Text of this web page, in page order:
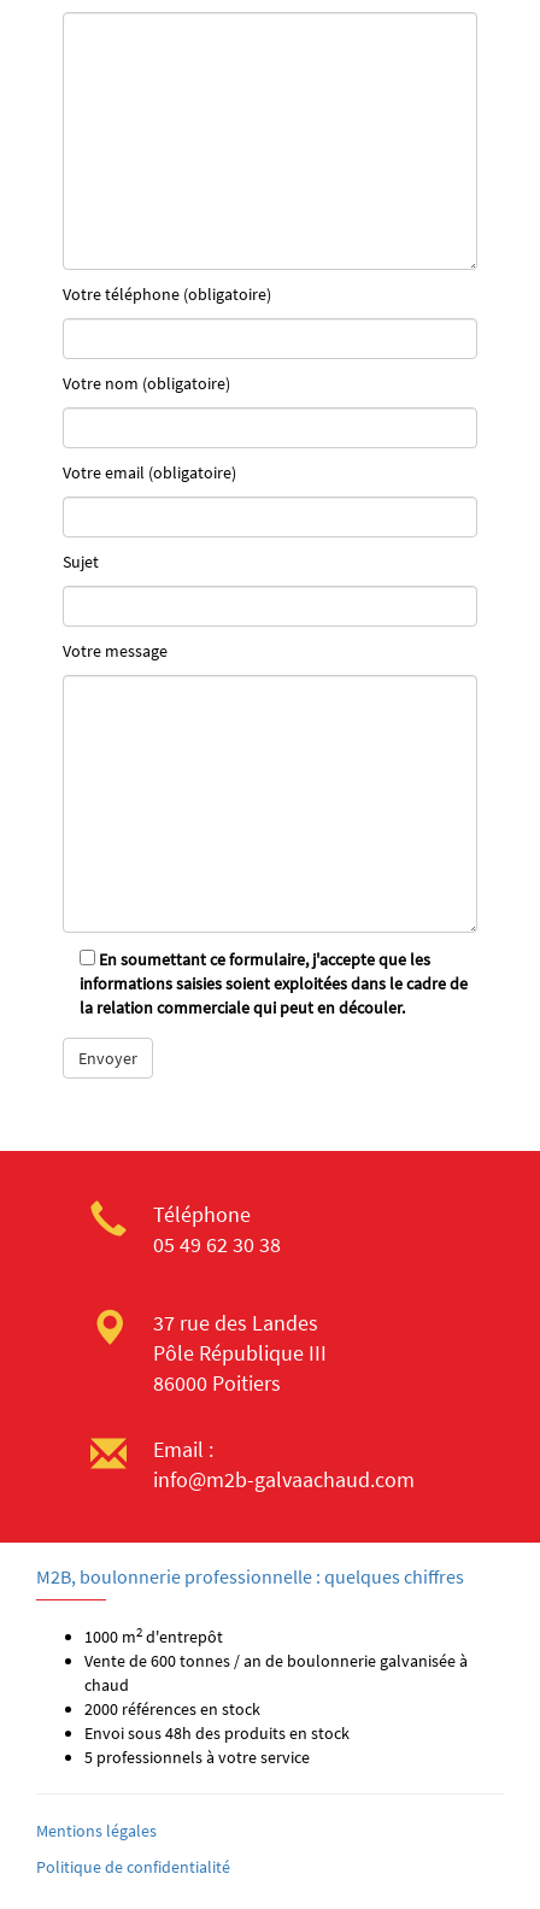
Votre téléphone (obligatoire)
Votre nom (obligatoire)
Votre email (obligatoire)
Sujet
Votre message
En soumettant ce formulaire, j'accepte que les
informations saisies soient exploitées dans le cadre de
la relation commerciale qui peut en découler.
Téléphone
05 49 62 30 38
37 rue des Landes
Pôle République III
86000 Poitiers
Email :
info@m2b-galvaachaud.com
M2B, boulonnerie professionnelle : quelques chiffres
1000 m2 d'entrepôt
Vente de 600 tonnes / an de boulonnerie galvanisée à
chaud
2000 références en stock
Envoi sous 48h des produits en stock
5 professionnels à votre service
Mentions légales
Politique de confidentialité